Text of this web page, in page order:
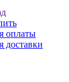
оплаты
доставки